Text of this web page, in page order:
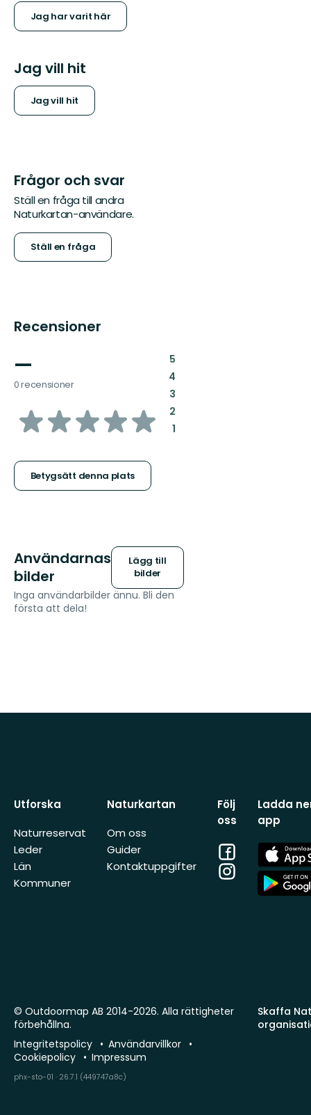
Jag har varit här
Jag vill hit
Jag vill hit
Frågor och svar
Ställ en fråga till andra
Naturkartan-användare.
Ställ en fråga
Recensioner
—
0 recensioner
av
stjärnor
Betygsätt denna plats
5:
4:
3:
2:
1:
Användarnas
bilder
Lägg till
bilder
Inga användarbilder ännu. Bli den
första att dela!
Utforska
Naturreservat
Leder
Län
Kommuner
Naturkartan
Om oss
Guider
Kontaktuppgifter
Följ
oss
Facebook
Instagram
Ladda
app
App
Store
App
Store
Skaffa
© Outdoormap AB 2014-2026. Alla rättigheter
förbehållna.
Integritetspolicy
Användarvillkor
Cookiepolicy
Impressum
phx-sto-01 · 26.7.1 (449747a8c)